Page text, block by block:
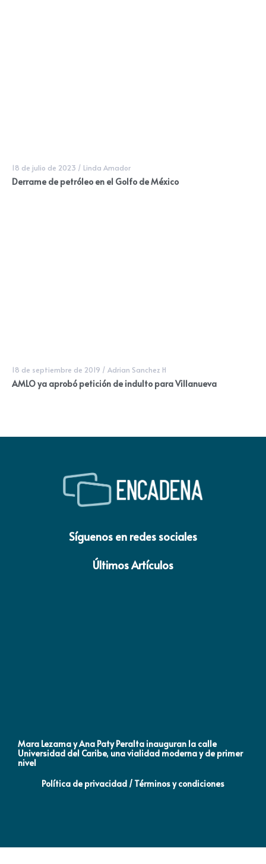
18 de julio de 2023 / Linda Amador
Derrame de petróleo en el Golfo de México
18 de septiembre de 2019 / Adrian Sanchez H
AMLO ya aprobó petición de indulto para Villanueva
Síguenos en redes sociales
Últimos Artículos
Mara Lezama y Ana Paty Peralta inauguran la calle
Universidad del Caribe, una vialidad moderna y de primer
nivel
Política de privacidad / Términos y condiciones